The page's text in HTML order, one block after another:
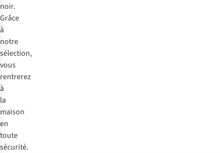
noir.
Grâce
à
notre
sélection,
vous
rentrerez
à
la
maison
en
toute
sécurité.